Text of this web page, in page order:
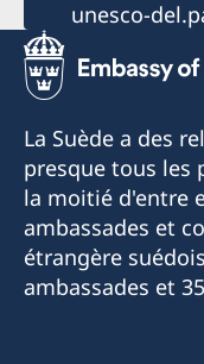
unesco-
La Suède a des
presque tous les
la moitié d'entre
ambassades et
étrangère
ambassades et